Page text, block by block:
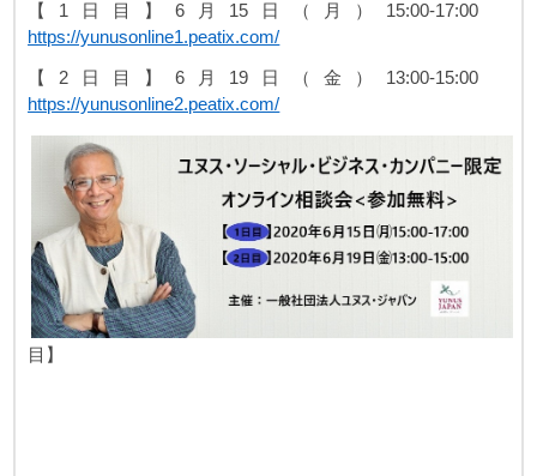
【 1 日目】6 月 15日（月） 15:00-17:00
https://yunusonline1.peatix.com/
【 2 日目】6 月 19日（金） 13:00-15:00
https://yunusonline2.peatix.com/
目】